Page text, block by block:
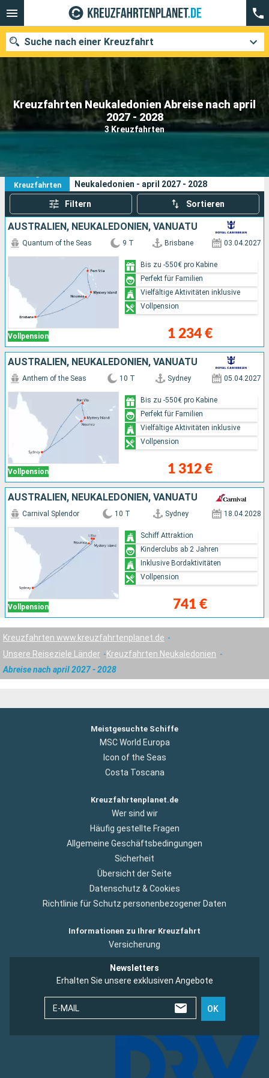
Kreuzfahrten Neukaledonien Abreise nach april
2027 - 2028
3 Kreuzfahrten
Suche nach einer Kreuzfahrt
Unsere Ziele
Abfahrtsmonat
Suchen
3
Kreuzfahrten
Neukaledonien - april 2027 - 2028
Filtern Sortieren
AUSTRALIEN, NEUKALEDONIEN, VANUATU
Vollpension
Quantum of the Seas 9 T Brisbane 03.04.2027
1 234 €
Bis zu -550€ pro Kabine
Perfekt für Familien
Vielfältige Aktivitäten inklusive
Vollpension
AUSTRALIEN, NEUKALEDONIEN, VANUATU
Vollpension
Anthem of the Seas 10 T Sydney 05.04.2027
1 312 €
Bis zu -550€ pro Kabine
Perfekt für Familien
Vielfältige Aktivitäten inklusive
Vollpension
AUSTRALIEN, NEUKALEDONIEN, VANUATU
Vollpension
Carnival Splendor 10 T Sydney 18.04.2028
741 €
Schiff Attraktion
Kinderclubs ab 2 Jahren
Inklusive Bordaktivitäten
Vollpension
Kreuzfahrten www.kreuzfahrtenplanet.de
Unsere Reiseziele Länder
Kreuzfahrten Neukaledonien
Abreise nach april 2027 - 2028
Meistgesuchte Schiffe
MSC World Europa
Icon of the Seas
Costa Toscana
Kreuzfahrtenplanet.de
Wer sind wir
Häufig gestellte Fragen
Allgemeine Geschäftsbedingungen
Sicherheit
Übersicht der Seite
Datenschutz & Cookies
Richtlinie für Schutz personenbezogener Daten
Informationen zu Ihrer Kreuzfahrt
Versicherung
Newsletters
Erhalten Sie unsere exklusiven Angebote
E-MAIL OK